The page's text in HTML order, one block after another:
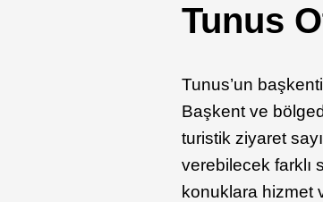
Tunus
Tunus’un
Başkent ve
turistik ziyaret
verebilecek farklı
konuklara hizmet